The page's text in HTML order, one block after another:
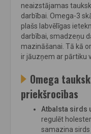
neaizstājamas
darbībai. Omega-3
plašs labvēlīgas
darbībai, smadzeņu
mazināšanai. Tā kā
ir jāuzņem ar pārtiku
Omega
priekšrocības
Atbalsta sirds
regulēt
samazina sirds